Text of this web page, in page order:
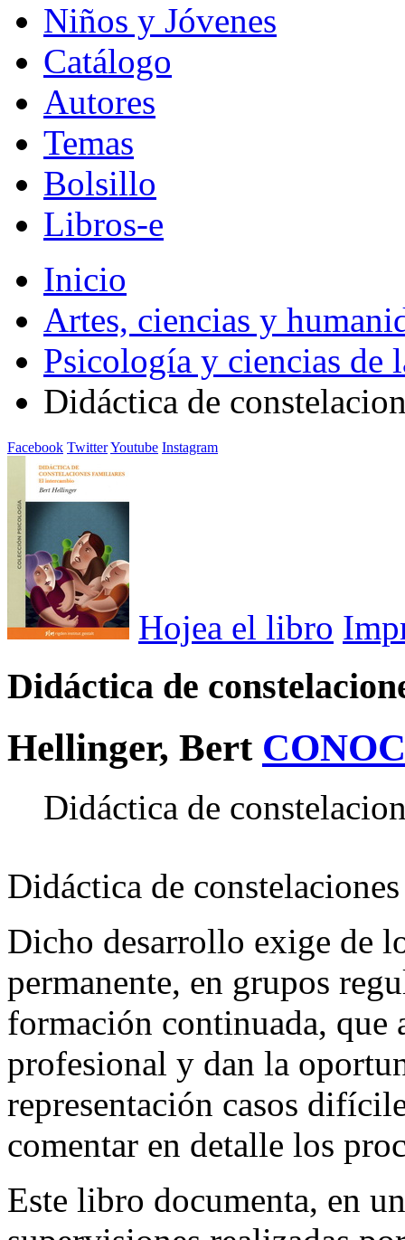
Niños y Jóvenes
Catálogo
Autores
Temas
Bolsillo
Libros-e
Inicio
Artes, ciencias y
Psicología y ciencias de
Didáctica de
Facebook TwitterYoutube Instagram
Hojea el libro
Didáctica de
Hellinger, Bert
Didáctica de
Didáctica de
Dicho desarrollo exige de
permanente, en grupos
formación continuada, que
profesional y dan la
representación casos
comentar en detalle los
Este libro documenta, en